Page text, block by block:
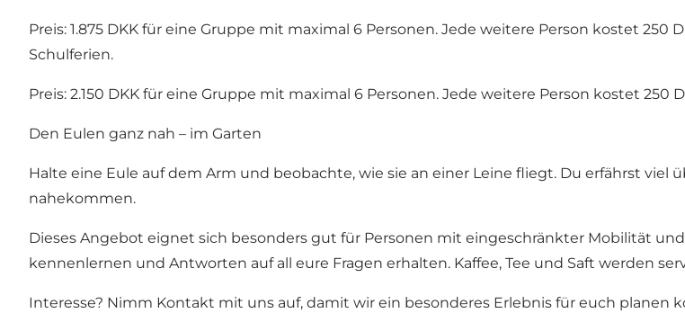
Preis: 1.875 DKK für eine Gruppe mit maximal 6 Personen. Jede weitere Person kostet
Schulferien.
Preis: 2.150 DKK für eine Gruppe mit maximal 6 Personen. Jede weitere Person kostet
Den Eulen ganz nah – im Garten
Halte eine Eule auf dem Arm und beobachte, wie sie an einer Leine fliegt. Du erfährst viel
nahekommen.
Dieses Angebot eignet sich besonders gut für Personen mit eingeschränkter Mobilität
kennenlernen und Antworten auf all eure Fragen erhalten. Kaffee, Tee und Saft werden
Interesse? Nimm Kontakt mit uns auf, damit wir ein besonderes Erlebnis für euch planen